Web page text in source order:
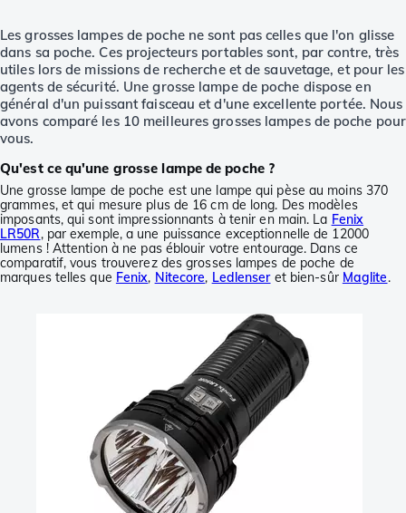
Les grosses lampes de poche ne sont pas celles que l'on glisse
dans sa poche. Ces projecteurs portables sont, par contre, très
utiles lors de missions de recherche et de sauvetage, et pour les
agents de sécurité. Une grosse lampe de poche dispose en
général d'un puissant faisceau et d'une excellente portée. Nous
avons comparé les 10 meilleures grosses lampes de poche pour
vous.
Qu'est ce qu'une grosse lampe de poche ?
Une grosse lampe de poche est une lampe qui pèse au moins 370
grammes, et qui mesure plus de 16 cm de long. Des modèles
imposants, qui sont impressionnants à tenir en main. La Fenix
LR50R, par exemple, a une puissance exceptionnelle de 12000
lumens ! Attention à ne pas éblouir votre entourage. Dans ce
comparatif, vous trouverez des grosses lampes de poche de
marques telles que Fenix, Nitecore, Ledlenseret bien-sûr Maglite.